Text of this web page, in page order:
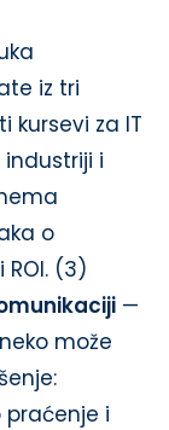
iz tri
kursevi za IT
i
o
(3)
—
može
i